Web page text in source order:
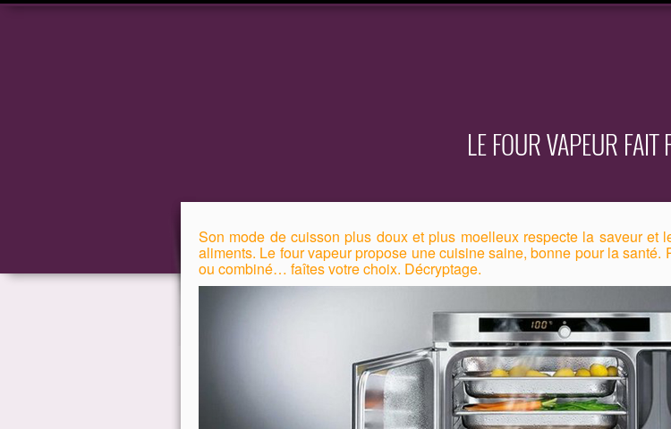
LE FOUR VAPEUR FAIT
Son mode de cuisson plus doux et plus moelleux respecte la saveur et
aliments. Le four vapeur propose une cuisine saine, bonne pour la santé.
ou combiné… faîtes votre choix. Décryptage.